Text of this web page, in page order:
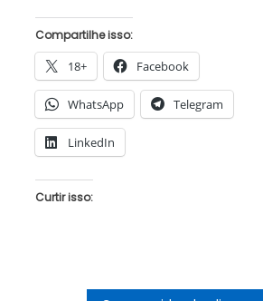
Compartilhe isso:
18+ Facebook
WhatsApp Telegram
LinkedIn
Curtir isso: